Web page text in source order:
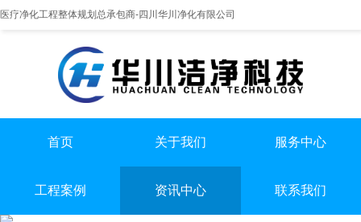
医疗净化工程整体规划总承包商-四川华川净化有限公司
提供实医疗净化整体解决方案
首页 关于我们 服务中心
手术室净化装修
实验室净化装修
工程案例 资讯中心 联系我们